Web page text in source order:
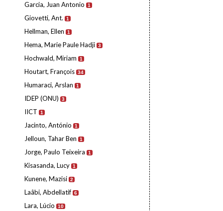
Garcia, Juan Antonio 1
Giovetti, Ant. 1
Hellman, Ellen 1
Hema, Marie Paule Hadji 3
Hochwald, Miriam 1
Houtart, François 34
Humaraci, Arslan 1
IDEP (ONU) 3
IICT 1
Jacinto, António 1
Jelloun, Tahar Ben 1
Jorge, Paulo Teixeira 1
Kisasanda, Lucy 1
Kunene, Mazisi 2
Laâbi, Abdellatif 6
Lara, Lúcio 10